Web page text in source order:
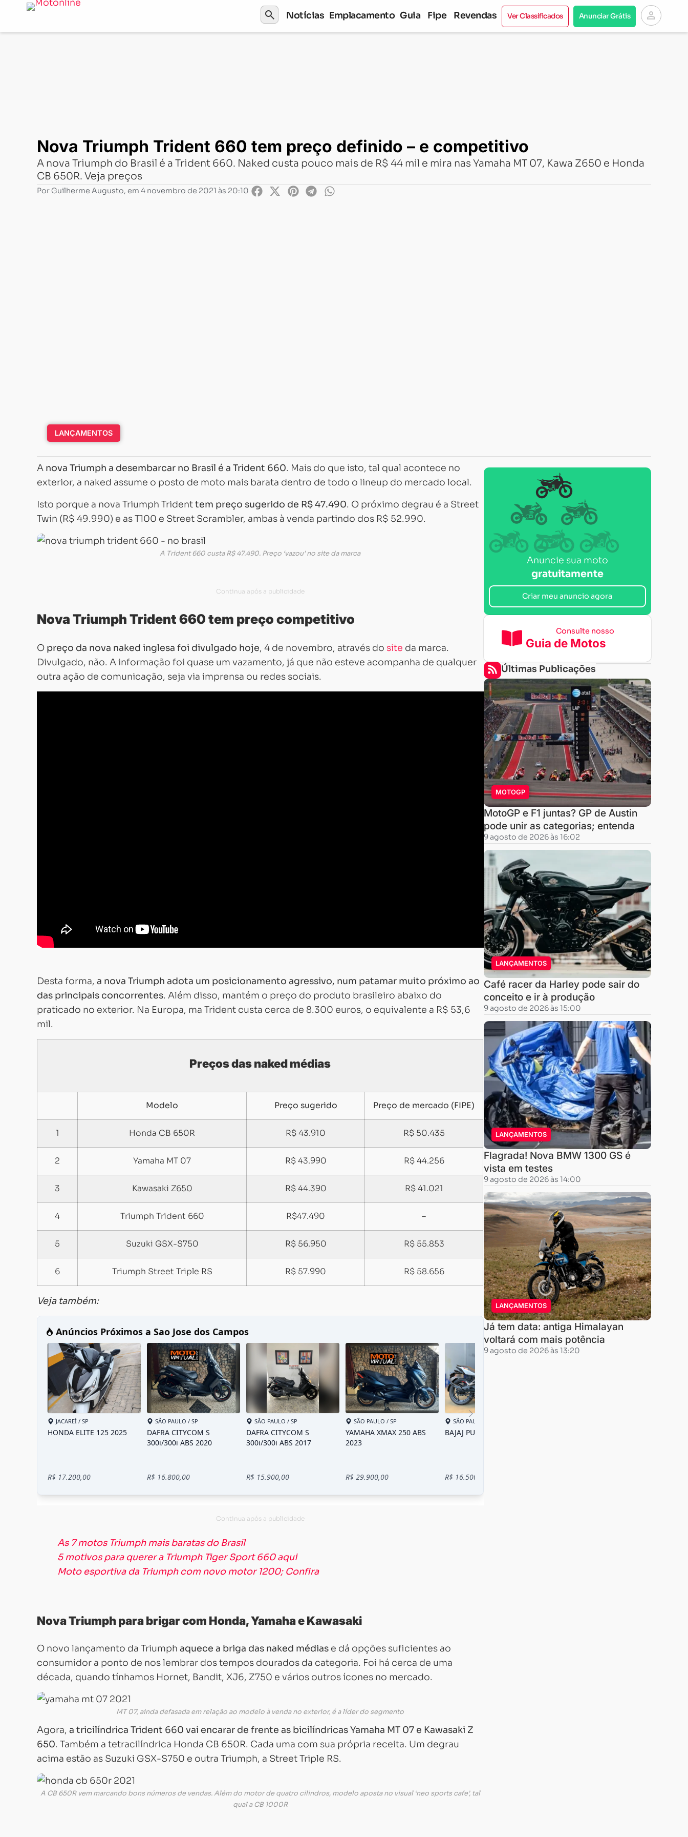
search Notícias Emplacamento Guia Fipe Revendas Ver Classificados Anunciar Grátis person
Nova Triumph Trident 660 tem preço definido – e competitivo
Nova Triumph Trident 660 tem preço definido – e competitivo
A nova Triumph do Brasil é a Trident 660. Naked custa pouco mais de R$ 44 mil e mira nas Yamaha MT 07, Kawa Z650 e Honda
CB 650R. Veja preços
Por Guilherme Augusto, em 4 novembro de 2021 às 20:10
LANÇAMENTOS
A nova Triumph a desembarcar no Brasil é a Trident 660. Mais do que isto, tal qual acontece no
exterior, a naked assume o posto de moto mais barata dentro de todo o lineup do mercado local.
Isto porque a nova Triumph Tridenttem preço sugerido de R$ 47.490. O próximo degrau é a Street
Twin (R$ 49.990) e as T100 e Street Scrambler, ambas à venda partindo dos R$ 52.990.
A Trident 660 custa R$ 47.490. Preço ‘vazou’ no site da marca
Nova Triumph Trident 660 tem preço competitivo
O preço da nova naked inglesa foi divulgado hoje, 4 de novembro, através do site da marca.
Divulgado, não. A informação foi quase um vazamento, já que não esteve acompanha de qualquer
outra ação de comunicação, seja via imprensa ou redes sociais.
Desta forma, a nova Triumph adota um posicionamento agressivo, num patamar muito próximo ao
das principais concorrentes. Além disso, mantém o preço do produto brasileiro abaixo do
praticado no exterior. Na Europa, ma Trident custa cerca de 8.300 euros, o equivalente a R$ 53,6
mil.
Preços das naked médias
Modelo Preço sugerido Preço de mercado (FIPE)
1 Honda CB 650R R$ 43.910 R$ 50.435
2 Yamaha MT 07 R$ 43.990 R$ 44.256
3 Kawasaki Z650 R$ 44.390 R$ 41.021
4 Triumph Trident 660 R$47.490 –
5 Suzuki GSX-S750 R$ 56.950 R$ 55.853
6 Triumph Street Triple RS R$ 57.990 R$ 58.656
Veja também:
As 7 motos Triumph mais baratas do Brasil
5 motivos para querer a Triumph Tiger Sport 660 aqui
Moto esportiva da Triumph com novo motor 1200; Confira
Nova Triumph para brigar com Honda, Yamaha e Kawasaki
O novo lançamento da Triumph aquece a briga das naked médias e dá opções suficientes ao
consumidor a ponto de nos lembrar dos tempos dourados da categoria. Foi há cerca de uma
década, quando tínhamos Hornet, Bandit, XJ6, Z750 e vários outros ícones no mercado.
MT 07, ainda defasada em relação ao modelo à venda no exterior, é a líder do segmento
Agora, a tricilíndrica Trident 660 vai encarar de frente as bicilíndricas Yamaha MT 07 e Kawasaki Z
650. Também a tetracilíndrica Honda CB 650R. Cada uma com sua própria receita. Um degrau
acima estão as Suzuki GSX-S750 e outra Triumph, a Street Triple RS.
A CB 650R vem marcando bons números de vendas. Além do motor de quatro cilindros, modelo aposta no visual ‘neo sports cafe’, tal
qual a CB 1000R
Anuncie sua moto
gratuitamente
Criar meu anuncio agora
Consulte nosso
Guia de Motos
Últimas Publicações
MOTOGP
MotoGP e F1 juntas? GP de Austin
pode unir as categorias; entenda
9 agosto de 2026 às 16:02
LANÇAMENTOS
Café racer da Harley pode sair do
conceito e ir à produção
9 agosto de 2026 às 15:00
LANÇAMENTOS
Flagrada! Nova BMW 1300 GS é
vista em testes
9 agosto de 2026 às 14:00
LANÇAMENTOS
Já tem data: antiga Himalayan
voltará com mais potência
9 agosto de 2026 às 13:20
Carregando...
Carregando...